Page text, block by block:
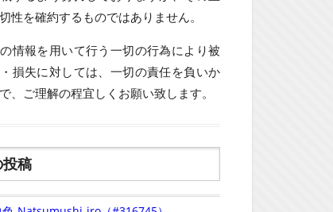
性を確約するものではありません。
情報を用いて行う一切の行為により被
損失に対しては、一切の責任を負いか
、ご理解の程宜しくお願い致します。
稿